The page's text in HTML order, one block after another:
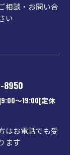
相談・お問い合
い
8950
～19:00[定休
はお電話でも受
ます